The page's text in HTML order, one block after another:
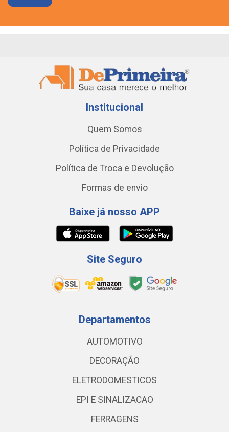
Institucional
Quem Somos
Política de Privacidade
Política de Troca e Devolução
Formas de envio
Baixe já nosso APP
Site Seguro
Departamentos
AUTOMOTIVO
DECORAÇÃO
ELETRODOMESTICOS
EPI E SINALIZACAO
FERRAGENS